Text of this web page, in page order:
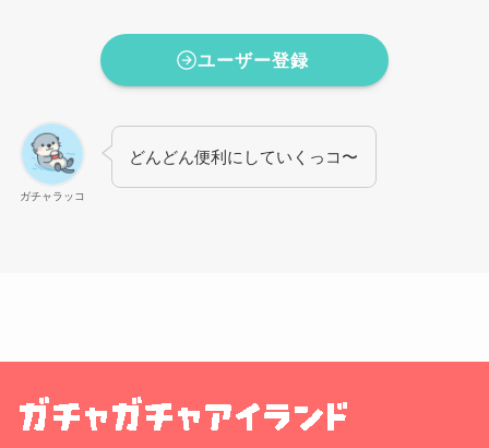
ユーザー登録
ガチャラッコ
どんどん便利にしていくっコ〜